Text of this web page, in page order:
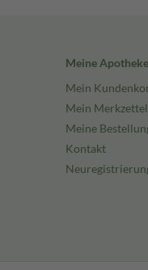
Meine Apotheke
Mein
Mein Merkzettel
Meine
Kontakt